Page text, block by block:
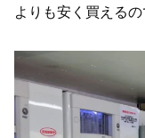
よりも安く買える